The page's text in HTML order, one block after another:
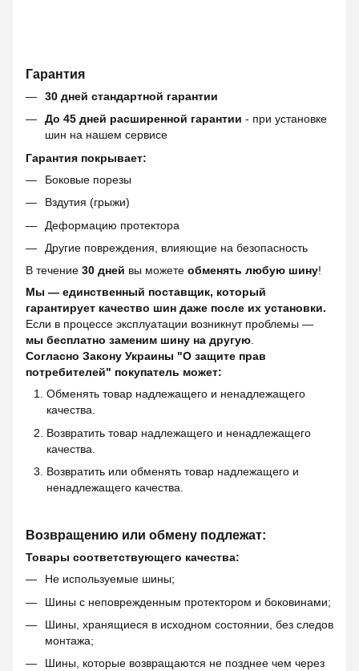
Гарантия
30 дней стандартной гарантии
До 45 дней расширенной гарантии - при установке
шин на нашем сервисе
Гарантия покрывает:
Боковые порезы
Вздутия (грыжи)
Деформацию протектора
Другие повреждения, влияющие на безопасность
В течение 30 дней вы можете обменять любую шину!
Мы — единственный поставщик, который
гарантирует качество шин даже после их установки.
Если в процессе эксплуатации возникнут проблемы —
мы бесплатно заменим шину на другую.
Согласно Закону Украины "О защите прав
потребителей" покупатель может:
Обменять товар надлежащего и ненадлежащего
качества.
Возвратить товар надлежащего и ненадлежащего
качества.
Возвратить или обменять товар надлежащего и
ненадлежащего качества.
Возвращению или обмену подлежат:
Товары соответствующего качества:
Не используемые шины;
Шины с неповрежденным протектором и боковинами;
Шины, хранящиеся в исходном состоянии, без следов
монтажа;
Шины, которые возвращаются не позднее чем через